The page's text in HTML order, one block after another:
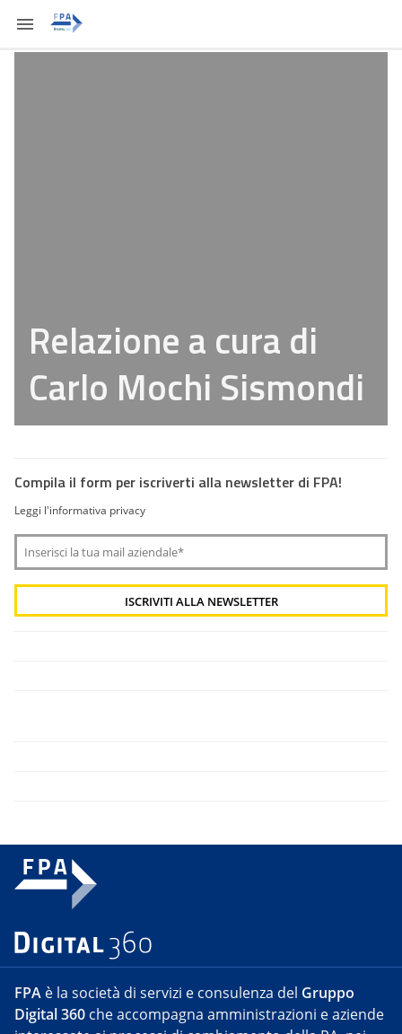
Relazione a cura di
Carlo Mochi Sismondi
Compila il form per iscriverti alla newsletter di FPA!
Leggi l'informativa privacy
FPA è la società di servizi e consulenza del Gruppo
Digital 360 che accompagna amministrazioni e aziende